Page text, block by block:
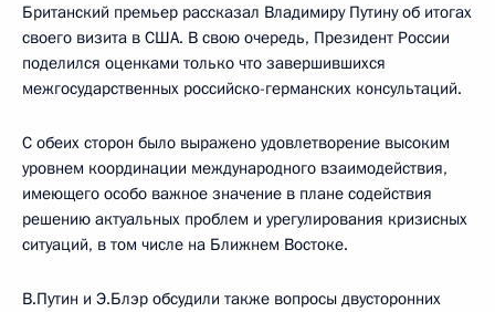
Британский премьер рассказал Владимиру Путину об итогах
своего визита в США. В свою очередь, Президент России
поделился оценками только что завершившихся
межгосударственных российско-германских консультаций.
С обеих сторон было выражено удовлетворение высоким
уровнем координации международного взаимодействия,
имеющего особо важное значение в плане содействия
решению актуальных проблем и урегулирования кризисных
ситуаций, в том числе на Ближнем Востоке.
В.Путин и Э.Блэр обсудили также вопросы двусторонних